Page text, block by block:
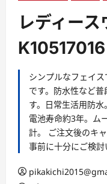
レディース
K10517016
シンプルなフェイ
です。防水性など
す。日常生活用防水
電池寿命約3年。ム
計。 ご注文後のキ
事前に十分にご検討